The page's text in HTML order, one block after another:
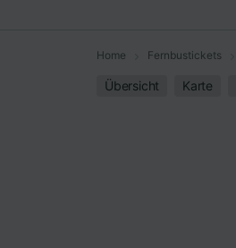
Home Fernbustickets
Übersicht Karte